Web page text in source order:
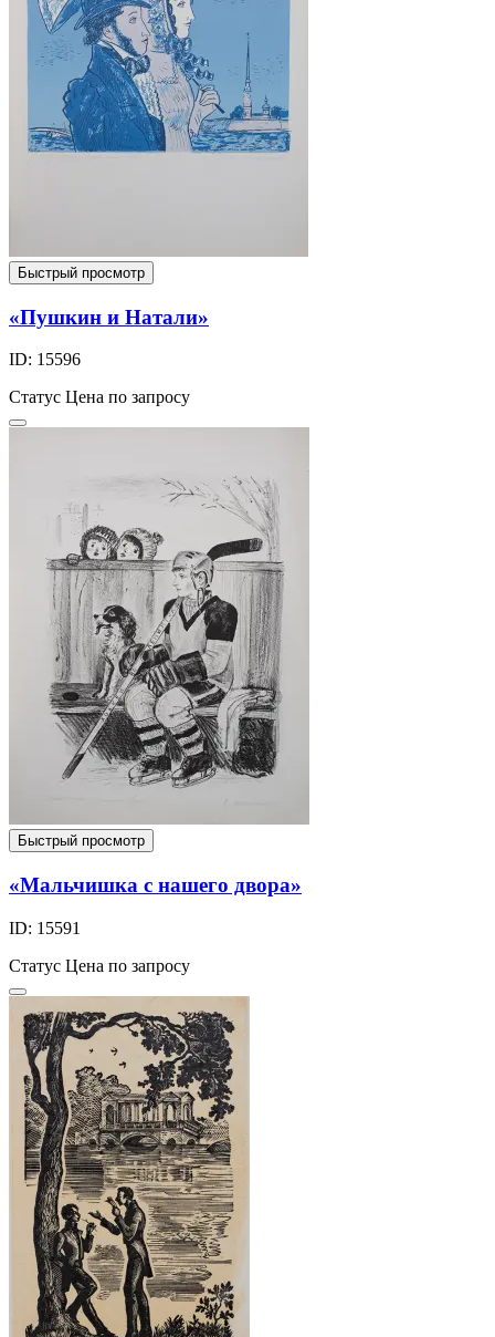
Быстрый просмотр
«Пушкин и Натали»
ID: 15596
Статус Цена по запросу
Быстрый просмотр
«Мальчишка с нашего двора»
ID: 15591
Статус Цена по запросу